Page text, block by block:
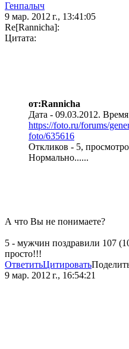
Генпалыч
9 мар. 2012 г., 13:41:05
Re[Rannicha]:
Цитата:
от:Rannicha
Дата - 09.03.2012.
https://foto.ru/forums/
foto/635616
Откликов - 5,
Нормально......
А что Вы не понимаете?
5 - мужчин поздравили 107
просто!!!
ОтветитьЦитировать
9 мар. 2012 г., 16:54:21